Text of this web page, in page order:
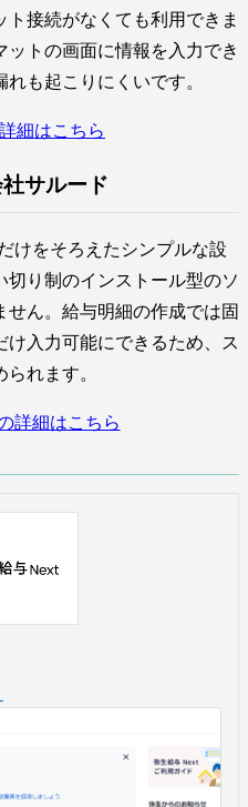
接続がなくても利用できま
トの画面に情報を入力でき
も起こりにくいです。
細はこちら
サルード
けをそろえたシンプルな設
り制のインストール型のソ
ん。給与明細の作成では固
入力可能にできるため、ス
れます。
詳細はこちら